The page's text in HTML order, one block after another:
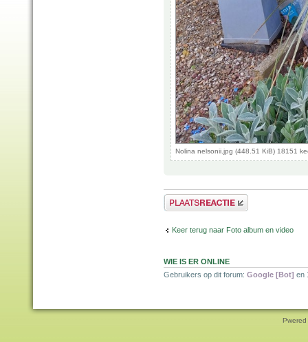
Nolina nelsonii.jpg (448.51 KiB) 18151
Plaats een reactie
Keer terug naar Foto album en video
WIE IS ER ONLINE
Gebruikers op dit forum: Google [Bot] en